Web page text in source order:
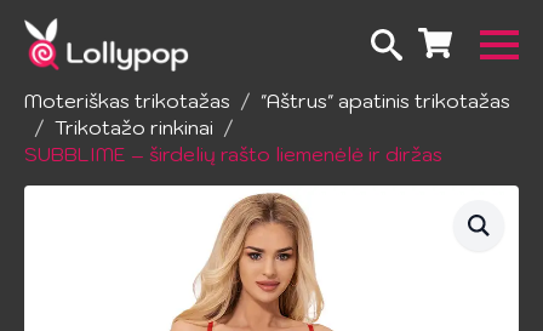
Pradžia
Apatinis trikotažas
Moteriškas trikotažas
"Aštrus" apatinis trikotažas
Trikotažo rinkinai
SUBBLIME – širdelių rašto liemenėlė ir diržas